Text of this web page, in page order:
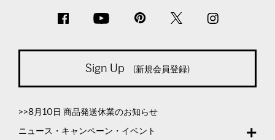
Sign Up (新規会員登録)
>>8月10日 商品発送休業のお知らせ
ニュース・キャンペーン・イベント